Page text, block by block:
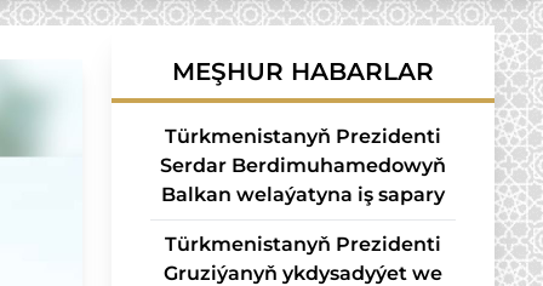
MEŞHUR HABARLAR
Türkmenistanyň Prezidenti
Serdar Berdimuhamedowyň
Balkan welaýatyna iş sapary
Türkmenistanyň Prezidenti
Gruziýanyň ykdysadyýet we